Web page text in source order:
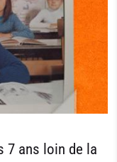
7 ans loin de la